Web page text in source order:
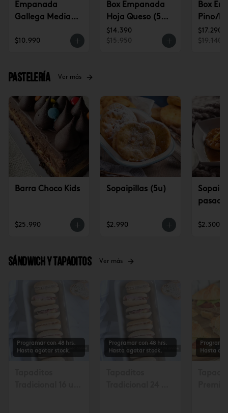
Empanada
Gallega Mediana
domingo)
$10.990
Box Empanada
Hoja Queso (5u)
$14.390
$14.390
$15.950
Box
Pino/
(6u)
$17.290
$19.140
Pastelería Ver más
Barra Choco Kids
$25.990
Sopaipillas (5u)
$2.990 $2.300
Sándwich y tapaditos Ver más
Programar con 48 hrs.
Hasta agotar stock.
Programar con 48 hrs.
Hasta agotar stock.
Hasta